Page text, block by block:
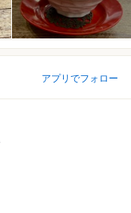
アプリでフォロー